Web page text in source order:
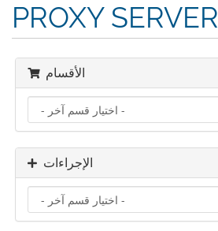
PROXY SERVER
الأقسام
الإجراءات